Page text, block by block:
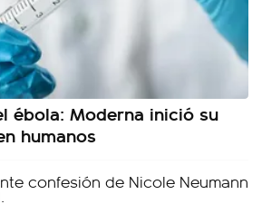
ébola: Moderna inició su
humanos